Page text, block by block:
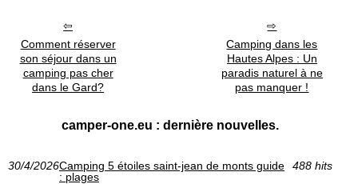
Comment réserver
son séjour dans un
camping pas cher
dans le Gard?
Camping dans les
Hautes Alpes : Un
paradis naturel à ne
pas manquer !
camper-one.eu : dernière nouvelles.
30/4/2026Camping 5 étoiles saint-jean de monts guide
: plages
488 hits